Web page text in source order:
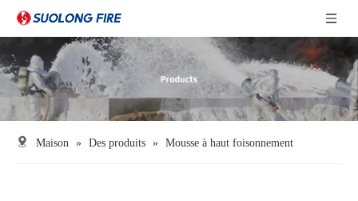
Maison » Des produits » Mousse à haut foisonnement